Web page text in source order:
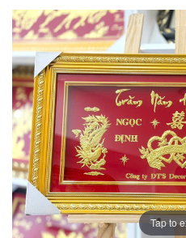
Tap to